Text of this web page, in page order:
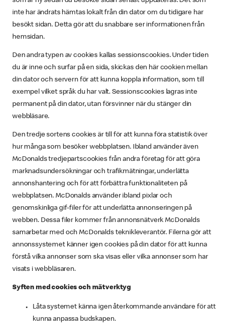
inte har ändrats hämtas lokalt från din dator om du tidigare har
besökt sidan. Detta gör att du snabbare ser informationen från
hemsidan.
Den andra typen av cookies kallas sessionscookies. Under tiden
du är inne och surfar på en sida, skickas den här cookien mellan
din dator och servern för att kunna koppla information, som till
exempel vilket språk du har valt. Sessionscookies lagras inte
permanent på din dator, utan försvinner när du stänger din
webbläsare.
Den tredje sortens cookies är till för att kunna föra statistik över
hur många som besöker webbplatsen. Ibland använder även
McDonalds tredjepartscookies från andra företag för att göra
marknadsundersökningar och trafikmätningar, underlätta
annonshantering och för att förbättra funktionaliteten på
webbplatsen. McDonalds använder ibland pixlar och
genomskinliga gif-filer för att underlätta annonseringen på
webben. Dessa filer kommer från annonsnätverk McDonalds
samarbetar med och McDonalds teknikleverantör. Filerna gör att
annonssystemet känner igen cookies på din dator för att kunna
förstå vilka annonser som ska visas eller vilka annonser som har
visats i webbläsaren.
Syften med cookies och mätverktyg
Låta systemet känna igen återkommande användare för att
kunna anpassa budskapen.